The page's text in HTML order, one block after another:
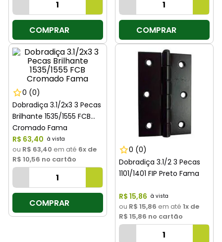
COMPRAR COMPRAR
0 (0)
Dobradiça 3.1/2x3 3 Pecas
Brilhante 1535/1555 FCB
Cromado Fama
R$ 63,40
ou R$ 63,40 em até 6x de
R$ 10,56 no cartão
COMPRAR
0 (0)
Dobradiça 3.1/2 3 Pecas
1101/1401 FIP Preto Fama
R$ 15,86
ou R$ 15,86 em até 1x de
R$ 15,86 no cartão